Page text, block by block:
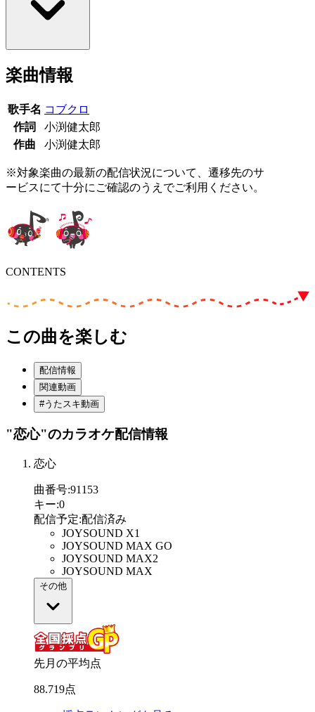
楽曲情報
歌手名 コブクロ
作詞
小渕健太郎
作曲
小渕健太郎
※対象楽曲の最新の配信状況について、遷移先のサ
ービスにて十分にご確認のうえでご利用ください。
CONTENTS
この曲を楽しむ
配信情報
関連動画
#うたスキ動画
"恋心"のカラオケ配信情報
恋心
曲番号:91153
キー:0
配信予定:配信済み
JOYSOUND X1
JOYSOUND MAX GO
JOYSOUND MAX2
JOYSOUND MAX
その他
先月の平均点
88.719点